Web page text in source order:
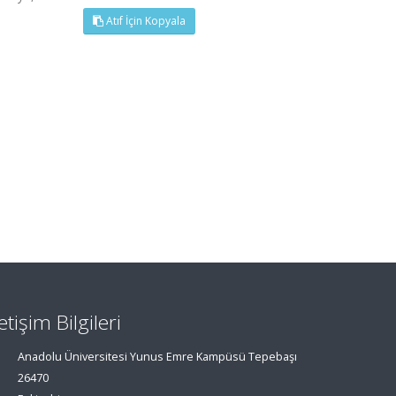
Atıf İçin Kopyala
Bilgileri
Anadolu Üniversitesi Yunus Emre Kampüsü Tepebaşı
26470